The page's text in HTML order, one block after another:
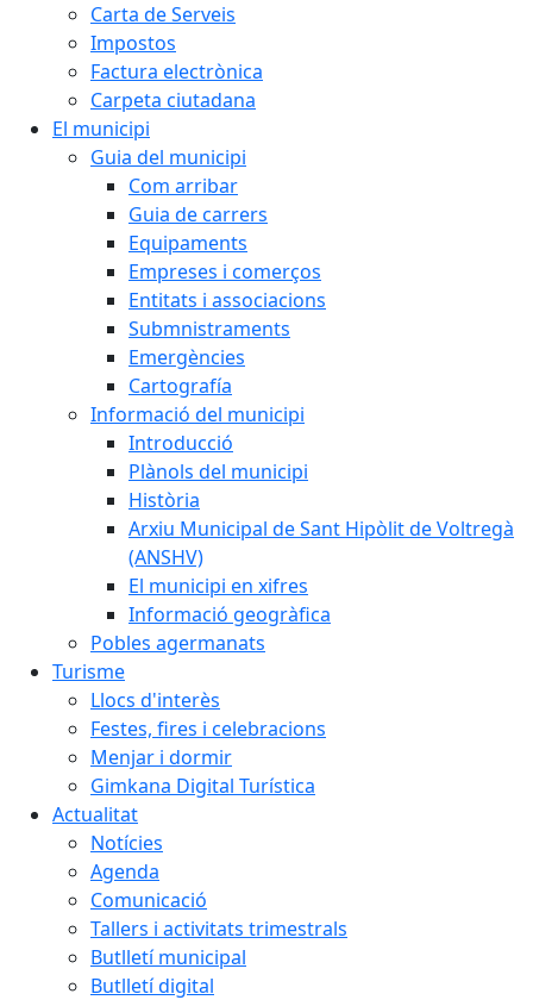
Carta de Serveis
Impostos
Factura electrònica
Carpeta ciutadana
El municipi
Guia del municipi
Com arribar
Guia de carrers
Equipaments
Empreses i comerços
Entitats i associacions
Submnistraments
Emergències
Cartografía
Informació del municipi
Introducció
Plànols del municipi
Història
Arxiu Municipal de Sant Hipòlit de Voltregà
(ANSHV)
El municipi en xifres
Informació geogràfica
Pobles agermanats
Turisme
Llocs d'interès
Festes, fires i celebracions
Menjar i dormir
Gimkana Digital Turística
Actualitat
Notícies
Agenda
Comunicació
Tallers i activitats trimestrals
Butlletí municipal
Butlletí digital